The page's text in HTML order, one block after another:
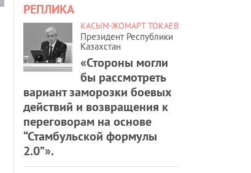
РЕПЛИКА
КАСЫМ-ЖОМАРТ ТОКАЕВ
Президент Республики
Казахстан
«Стороны могли
бы рассмотреть
вариант заморозки боевых
действий и возвращения к
переговорам на основе
“Стамбульской формулы
2.0”».